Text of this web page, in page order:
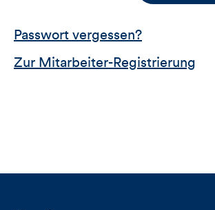
Passwort vergessen?
Zur Mitarbeiter-Registrierung